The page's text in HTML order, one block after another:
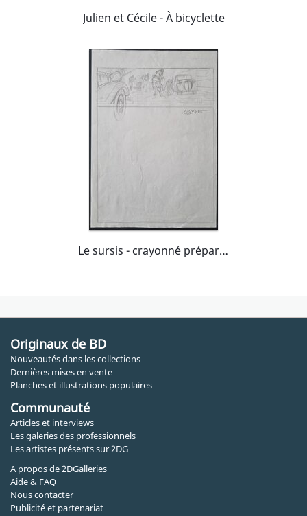
Julien et Cécile - À bicyclette
Le sursis - crayonné préparatoire page 15 tome 2
Originaux de BD
Nouveautés dans les collections
Dernières mises en vente
Planches et illustrations populaires
Communauté
Articles et interviews
Les galeries des professionnels
Les artistes présents sur 2DG
A propos de 2DGalleries
Aide & FAQ
Nous contacter
Publicité et partenariat